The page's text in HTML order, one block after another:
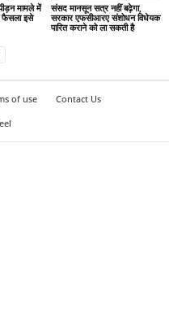
मामले में
फैसला इसे
संसद मानसून सत्र नहीं बढ़ेगा,
सरकार एफसीआरए संशोधन विधेयक
पारित कराने को ला सकती है
of use
Contact Us